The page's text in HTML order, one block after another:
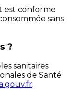
est conforme
sans
?
sanitaires
de Santé
.